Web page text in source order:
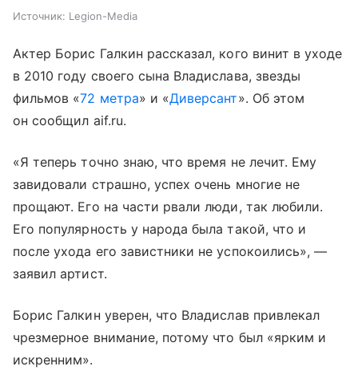
Источник: Legion-Media
Актер Борис Галкин рассказал, кого винит в уходе
в 2010 году своего сына Владислава, звезды
фильмов «72 метра» и «Диверсант». Об этом
он сообщил aif.ru.
«Я теперь точно знаю, что время не лечит. Ему
завидовали страшно, успех очень многие не
прощают. Его на части рвали люди, так любили.
Его популярность у народа была такой, что и
после ухода его завистники не успокоились», —
заявил артист.
Борис Галкин уверен, что Владислав привлекал
чрезмерное внимание, потому что был «ярким и
искренним».